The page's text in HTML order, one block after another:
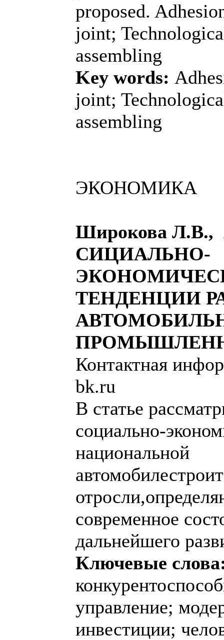
proposed.
joint;
assembling
Key words:
joint;
assembling
ЭКОНОМИКА
Широкова Л.В.,
СИЦИАЛЬНО-
ТЕНДЕНЦИИ
Контактная
bk.ru
В статье
социально-
национальной
современное
дальнейшего
Ключевые
управление;
инвестиции;